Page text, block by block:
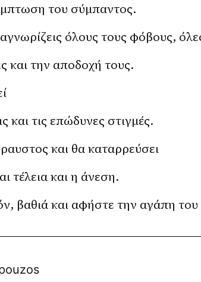
του σύμπαντος.
όλους τους φόβους,
και την αποδοχή τους.
και τις επώδυνες στιγμές.
και θα καταρρεύσει
τέλεια και η άνεση.
βαθιά και αφήστε την αγάπη